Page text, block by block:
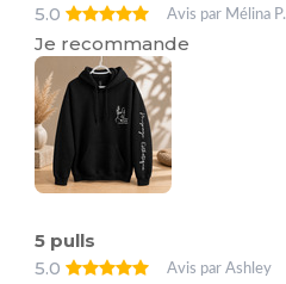
5.0
Avis par Mélina P.
Je recommande
5 pulls
5.0
Avis par Ashley